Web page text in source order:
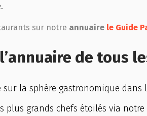
sur notre annuaire le Guide
de tous
sur la sphère gastronomique dans
plus grands chefs étoilés via notre